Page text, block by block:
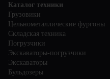
Каталог техники
Грузовики
Цельнометаллические фургоны
Складская техника
Погрузчики
Экскаваторы-погрузчики
Экскаваторы
Бульдозеры